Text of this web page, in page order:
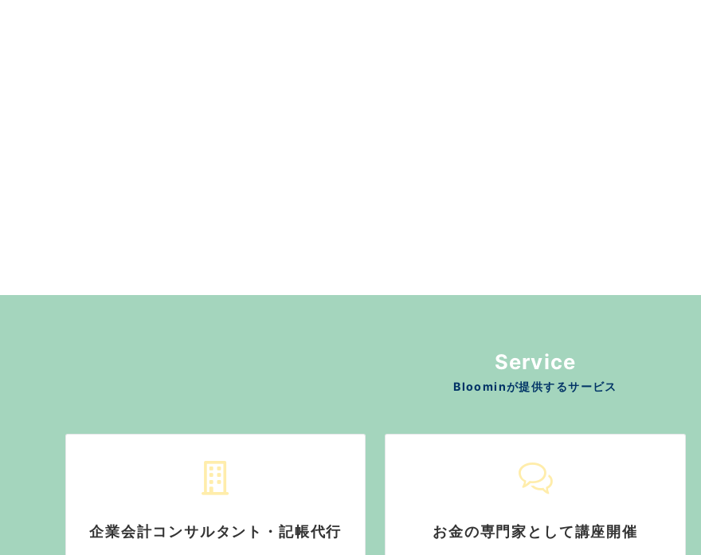
Service
Bloominが提供するサービス
企業会計コンサルタント・記帳代行 お金の専門家として講座開催